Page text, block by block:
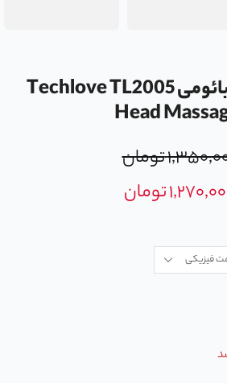
ماساژور سر شیائومی Techlove TL2005
Head
تومان
تومان